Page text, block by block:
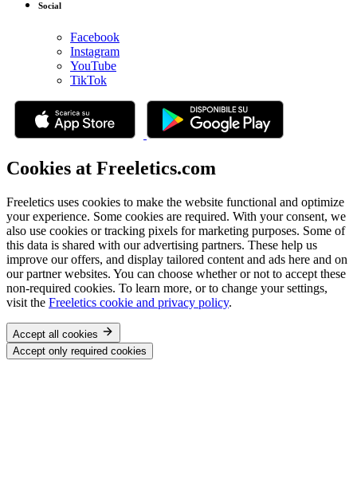
Social
Facebook
Instagram
YouTube
TikTok
Cookies at Freeletics.com
Freeletics uses cookies to make the website functional and optimize
your experience. Some cookies are required. With your consent, we
also use cookies or tracking pixels for marketing purposes. Some of
this data is shared with our advertising partners. These help us
improve our offers, and display tailored content and ads here and on
our partner websites. You can choose whether or not to accept these
non-required cookies. To learn more, or to change your settings,
visit the Freeletics cookie and privacy policy.
Accept all cookies
Accept only required cookies